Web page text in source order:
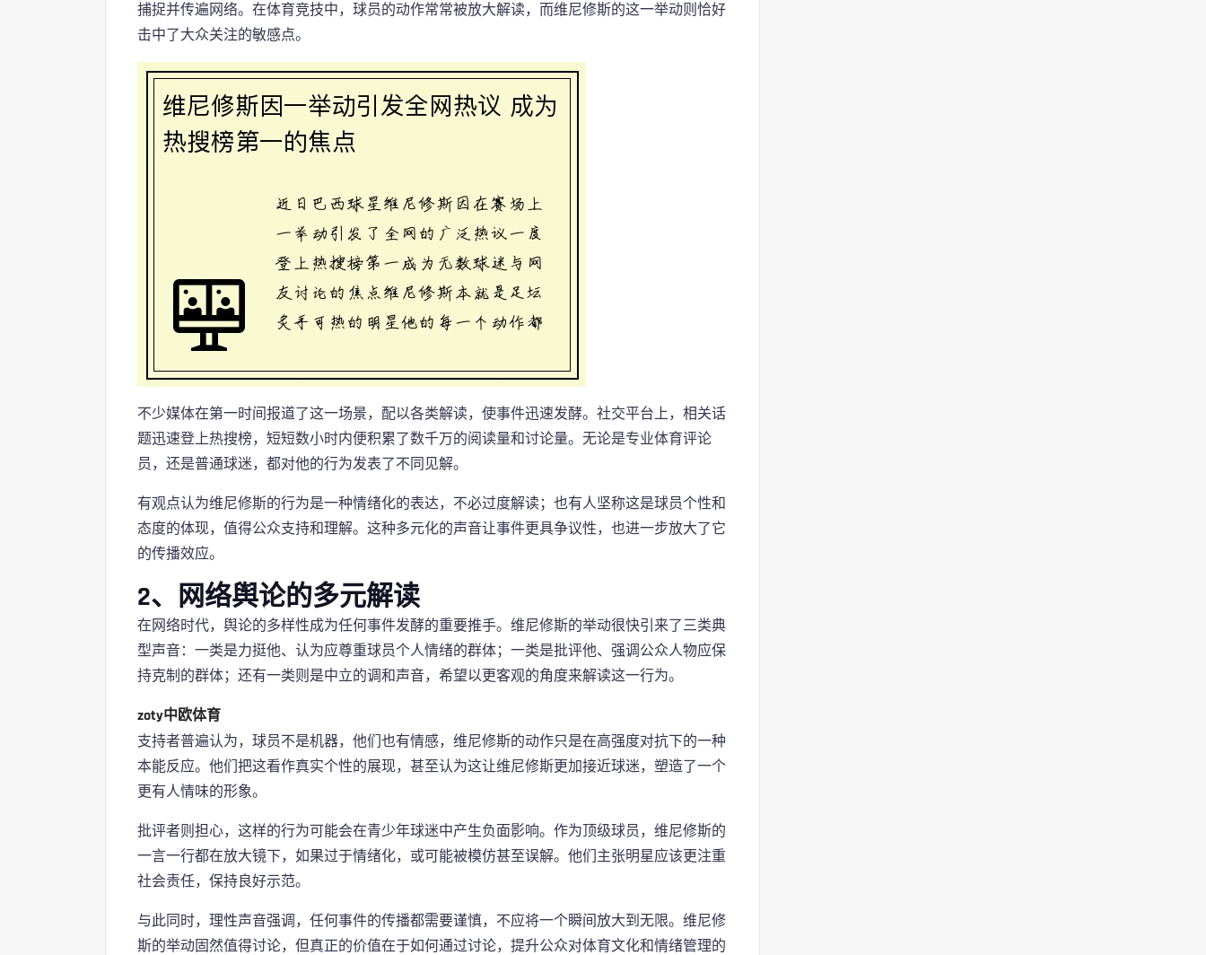
捕捉并传遍网络。在体育竞技中，球员的动作常常被放大解读，而维尼修斯的这一举动则恰好
击中了大众关注的敏感点。
不少媒体在第一时间报道了这一场景，配以各类解读，使事件迅速发酵。社交平台上，相关话
题迅速登上热搜榜，短短数小时内便积累了数千万的阅读量和讨论量。无论是专业体育评论
员，还是普通球迷，都对他的行为发表了不同见解。
有观点认为维尼修斯的行为是一种情绪化的表达，不必过度解读；也有人坚称这是球员个性和
态度的体现，值得公众支持和理解。这种多元化的声音让事件更具争议性，也进一步放大了它
的传播效应。
2、网络舆论的多元解读
在网络时代，舆论的多样性成为任何事件发酵的重要推手。维尼修斯的举动很快引来了三类典
型声音：一类是力挺他、认为应尊重球员个人情绪的群体；一类是批评他、强调公众人物应保
持克制的群体；还有一类则是中立的调和声音，希望以更客观的角度来解读这一行为。
zoty中欧体育
支持者普遍认为，球员不是机器，他们也有情感，维尼修斯的动作只是在高强度对抗下的一种
本能反应。他们把这看作真实个性的展现，甚至认为这让维尼修斯更加接近球迷，塑造了一个
更有人情味的形象。
批评者则担心，这样的行为可能会在青少年球迷中产生负面影响。作为顶级球员，维尼修斯的
一言一行都在放大镜下，如果过于情绪化，或可能被模仿甚至误解。他们主张明星应该更注重
社会责任，保持良好示范。
与此同时，理性声音强调，任何事件的传播都需要谨慎，不应将一个瞬间放大到无限。维尼修
斯的举动固然值得讨论，但真正的价值在于如何通过讨论，提升公众对体育文化和情绪管理的